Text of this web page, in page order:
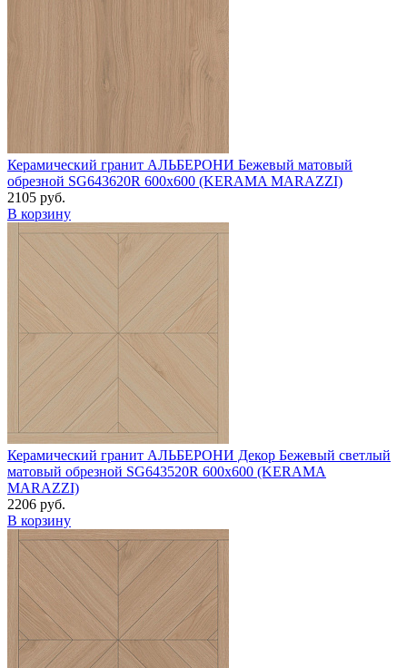
Керамический гранит АЛЬБЕРОНИ Бежевый матовый
обрезной SG643620R 600х600 (KERAMA MARAZZI)
2105 руб.
В корзину
Керамический гранит АЛЬБЕРОНИ Декор Бежевый светлый
матовый обрезной SG643520R 600х600 (KERAMA
MARAZZI)
2206 руб.
В корзину